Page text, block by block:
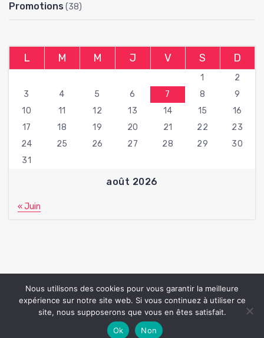
Promotions(38)
août 2026
L M M J V S D
1
2
3
4 5 6 7 8
9
10
11 12 13 14 15
16
17
18 19 20 21 22
23
24
25 26 27 28 29
30
31
« Juin
Copyright © 2026 Fan Beaute | Powered byHantus thème
WordPress
Nous utilisons des cookies pour vous garantir la meilleure
expérience sur notre site web. Si vous continuez à utiliser ce
site, nous supposerons que vous en êtes satisfait.
Ok
Non